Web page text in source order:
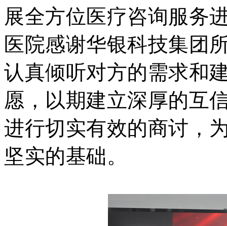
展全方位医疗咨询服务
医院感谢华银科技集团
认真倾听对方的需求和
愿，以期建立深厚的互
进行切实有效的商讨，
坚实的基础。